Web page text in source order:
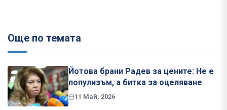
Още по темата
Йотова брани Радев за цените: Не е
популизъм, а битка за оцеляване
11 Май, 2026